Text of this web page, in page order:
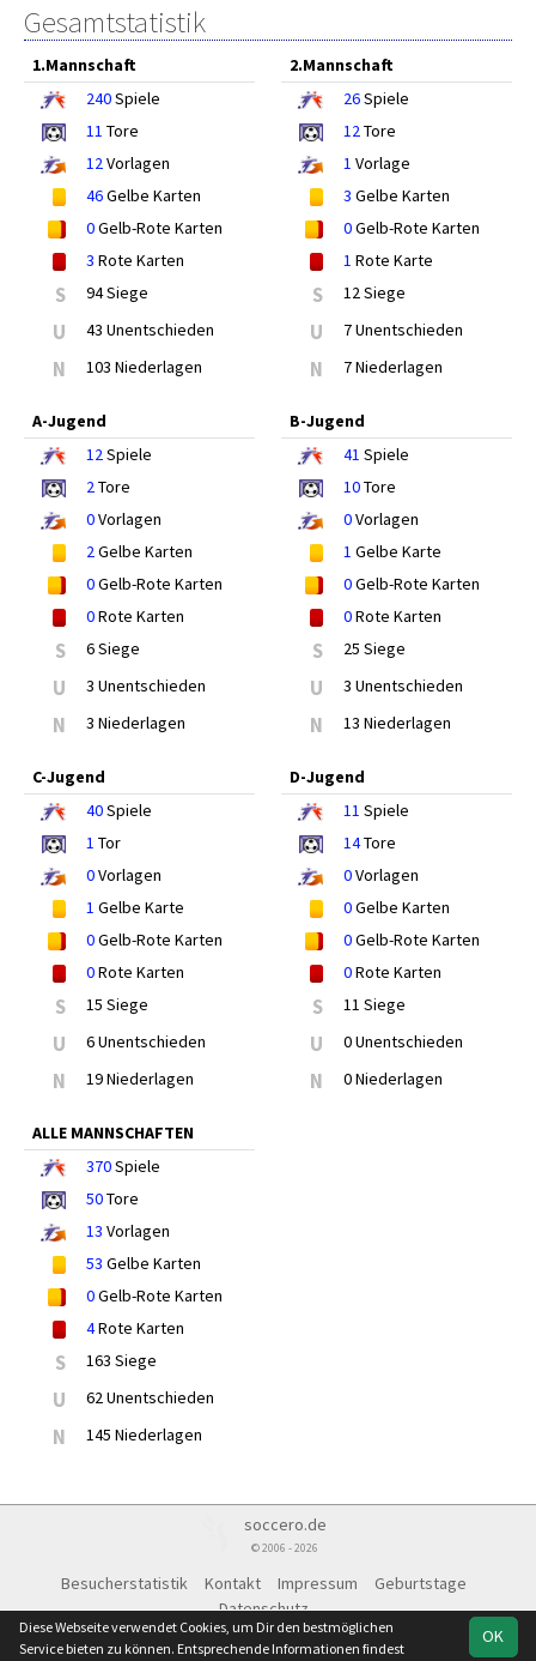
Gesamtstatistik
1.Mannschaft
240Spiele
11 Tore
12Vorlagen
46Gelbe Karten
0Gelb-Rote Karten
3 Rote Karten
S 94 Siege
U 43 Unentschieden
N 103 Niederlagen
2.Mannschaft
26Spiele
12Tore
1 Vorlage
3 Gelbe Karten
0Gelb-Rote Karten
1 Rote Karte
S 12 Siege
U 7 Unentschieden
N 7 Niederlagen
A-Jugend
12Spiele
2Tore
0Vorlagen
2Gelbe Karten
0Gelb-Rote Karten
0Rote Karten
S 6 Siege
U 3 Unentschieden
N 3 Niederlagen
B-Jugend
41 Spiele
10Tore
0Vorlagen
1 Gelbe Karte
0Gelb-Rote Karten
0Rote Karten
S 25 Siege
U 3 Unentschieden
N 13 Niederlagen
C-Jugend
40Spiele
1 Tor
0Vorlagen
1 Gelbe Karte
0Gelb-Rote Karten
0Rote Karten
S 15 Siege
U 6 Unentschieden
N 19 Niederlagen
D-Jugend
11 Spiele
14Tore
0Vorlagen
0Gelbe Karten
0Gelb-Rote Karten
0Rote Karten
S 11 Siege
U 0 Unentschieden
N 0 Niederlagen
ALLE MANNSCHAFTEN
370Spiele
50Tore
13 Vorlagen
53 Gelbe Karten
0Gelb-Rote Karten
4Rote Karten
S 163 Siege
U 62 Unentschieden
N 145 Niederlagen
soccero.de
© 2006 - 2026
Besucherstatistik Kontakt Impressum
Geburtstage
Datenschutz
OK
Diese Webseite verwendet Cookies, um Dir den bestmöglichen
Service bieten zu können. Entsprechende Informationen findest